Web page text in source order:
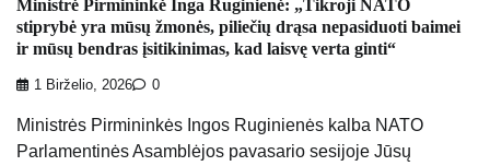
Ministrė Pirmininkė Inga Ruginienė: „Tikroji NATO
stiprybė yra mūsų žmonės, piliečių drąsa nepasiduoti baimei
ir mūsų bendras įsitikinimas, kad laisvę verta ginti“
1 Birželio, 2026 0
Ministrės Pirmininkės Ingos Ruginienės kalba NATO
Parlamentinės Asamblėjos pavasario sesijoje Jūsų